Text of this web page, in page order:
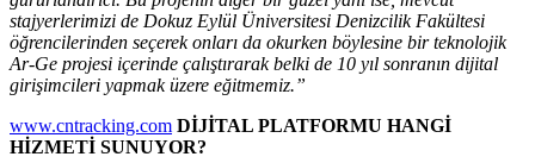
stajyerlerimizi de Dokuz Eylül Üniversitesi Denizcilik Fakültesi
öğrencilerinden seçerek onları da okurken böylesine bir teknolojik
Ar-Ge projesi içerinde çalıştırarak belki de 10 yıl sonranın dijital
girişimcileri yapmak üzere eğitmemiz.”
www.cntracking.com DİJİTAL PLATFORMU HANGİ
HİZMETİ SUNUYOR?